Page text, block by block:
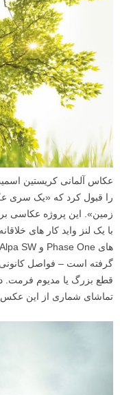
را قبول کرد که «یک سری
زمین». این پروژه عکاسی
با یک لنز واید کار های
گرفته است – فواصل
قطع بزرگ یا مدیوم فرمت.
تماشای شماری از این عکس